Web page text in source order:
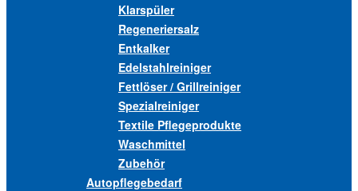
Klarspüler
Regeneriersalz
Entkalker
Edelstahlreiniger
Fettlöser / Grillreiniger
Spezialreiniger
Textile Pflegeprodukte
Waschmittel
Zubehör
Autopflegebedarf